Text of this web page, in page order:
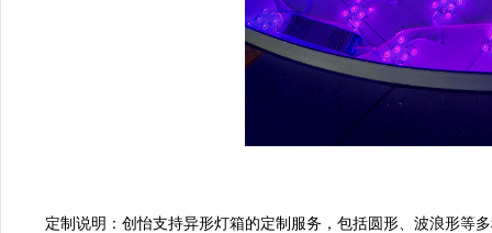
定制说明：创怡支持异形灯箱的定制服务，包括圆形、波浪形等